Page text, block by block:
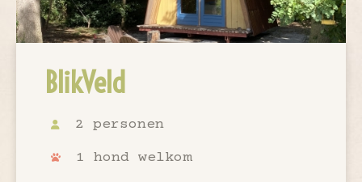
BlikVeld
2 personen
1 hond welkom